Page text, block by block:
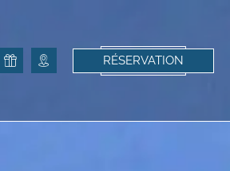
RÉSERVATION